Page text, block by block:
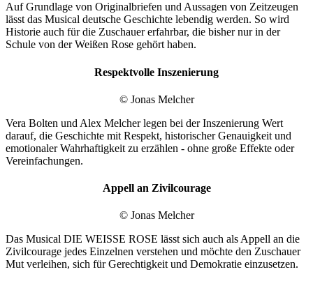
Auf Grundlage von Originalbriefen und Aussagen von Zeitzeugen
lässt das Musical deutsche Geschichte lebendig werden. So wird
Historie auch für die Zuschauer erfahrbar, die bisher nur in der
Schule von der Weißen Rose gehört haben.
Respektvolle Inszenierung
© Jonas Melcher
Vera Bolten und Alex Melcher legen bei der Inszenierung Wert
darauf, die Geschichte mit Respekt, historischer Genauigkeit und
emotionaler Wahrhaftigkeit zu erzählen - ohne große Effekte oder
Vereinfachungen.
Appell an Zivilcourage
© Jonas Melcher
Das Musical DIE WEISSE ROSE lässt sich auch als Appell an die
Zivilcourage jedes Einzelnen verstehen und möchte den Zuschauer
Mut verleihen, sich für Gerechtigkeit und Demokratie einzusetzen.